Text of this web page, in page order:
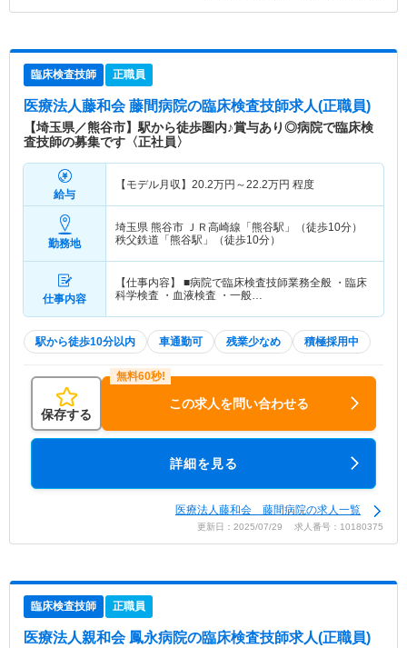
臨床検査技師 正職員
医療法人藤和会 藤間病院の臨床検査技師求人(正職員)
【埼玉県／熊谷市】駅から徒歩圏内♪賞与あり◎病院で臨床検
査技師の募集です〈正社員〉
給与
【モデル月収】 20.2万円～22.2万円 程度
勤務地
埼玉県 熊谷市 ＪＲ高崎線「熊谷駅」（徒歩10分）
秩父鉄道「熊谷駅」（徒歩10分）
仕事内容
【仕事内容】 ■病院で臨床検査技師業務全般 ・臨床
科学検査 ・血液検査 ・一般…
駅から徒歩10分以内 車通勤可 残業少なめ 積極採用中
保存する
この求人を問い合わせる
詳細を見る
医療法人藤和会 藤間病院の求人一覧
更新日：2025/07/29 求人番号：10180375
臨床検査技師 正職員
医療法人親和会 鳳永病院の臨床検査技師求人(正職員)